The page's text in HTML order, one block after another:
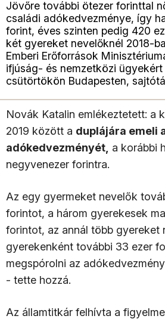
Jövőre további ötezer forinttal
családi adókedvezménye, így
forint, éves szinten pedig 420
két gyereket nevelőknél 2018-
Emberi Erőforrások
ifjúság- és nemzetközi
csütörtökön Budapesten,
Novák Katalin emlékeztetett: a
2019 között a duplájára emeli
adókedvezményét, a korábbi
negyvenezer forintra.
Az egy gyermeket nevelők
forintot, a három gyerekesek
forintot, az annál több gyereket
gyerekenként további 33 ezer
megspórolni az
- tette hozzá.
Az államtitkár felhívta a